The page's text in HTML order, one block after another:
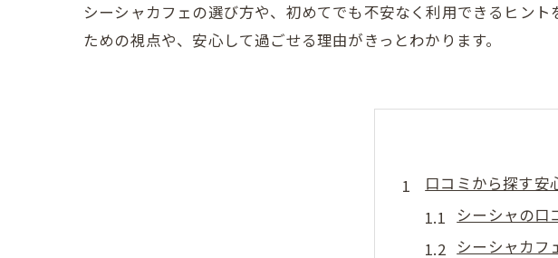
シーシャカフェの選び方や、初めてでも不安なく利用できるヒン
ための視点や、安心して過ごせる理由がきっとわかります。
口コミから探す安
シーシャの口
シーシャカフ